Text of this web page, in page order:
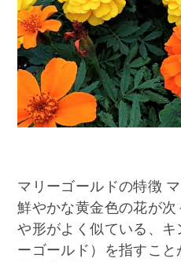
マリーゴールドの特徴
鮮やかな黄金色の花が
や形がよく似ている、キ
ーゴールド）を指すこ